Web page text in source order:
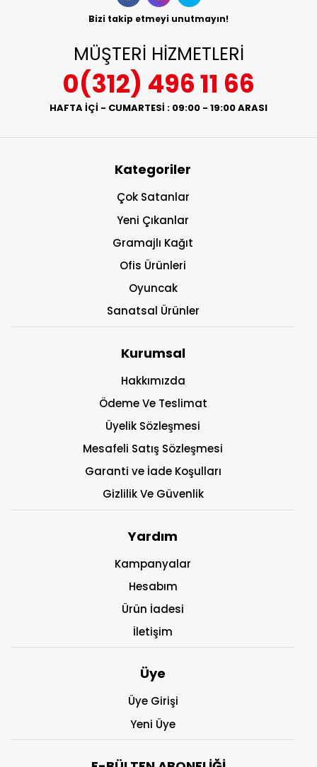
Bizi takip etmeyi unutmayın!
MÜŞTERİ HİZMETLERİ
0(312) 496 11 66
HAFTA İÇİ - CUMARTESİ : 09:00 - 19:00 ARASI
Kategoriler
Çok Satanlar
Yeni Çıkanlar
Gramajlı Kağıt
Ofis Ürünleri
Oyuncak
Sanatsal Ürünler
Kurumsal
Hakkımızda
Ödeme Ve Teslimat
Üyelik Sözleşmesi
Mesafeli Satış Sözleşmesi
Garanti ve İade Koşulları
Gizlilik Ve Güvenlik
Yardım
Kampanyalar
Hesabım
Ürün İadesi
İletişim
Üye
Üye Girişi
Yeni Üye